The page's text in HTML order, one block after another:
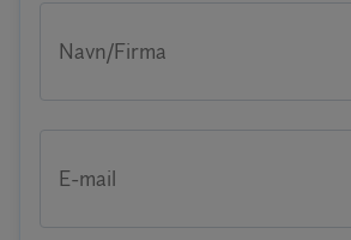
Navn/Firma
E-mail